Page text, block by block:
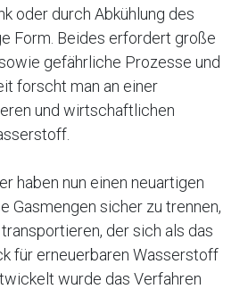
oder durch Abkühlung des
Form. Beides erfordert große
gefährliche Prozesse und
forscht man an einer
und wirtschaftlichen
haben nun einen neuartigen
Gasmengen sicher zu trennen,
der sich als das
für erneuerbaren Wasserstoff
wurde das Verfahren